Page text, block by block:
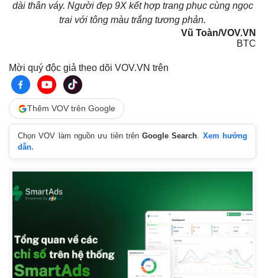
dài thân váy. Người đẹp 9X kết hợp trang phục cùng ngọc
trai với tông màu trắng tương phản.
Vũ Toàn/VOV.VN
BTC
Mời quý độc giả theo dõi VOV.VN trên
Thêm VOV trên Google
Chọn VOV làm nguồn ưu tiên trênGoogle Search. Xem hướng
dẫn.